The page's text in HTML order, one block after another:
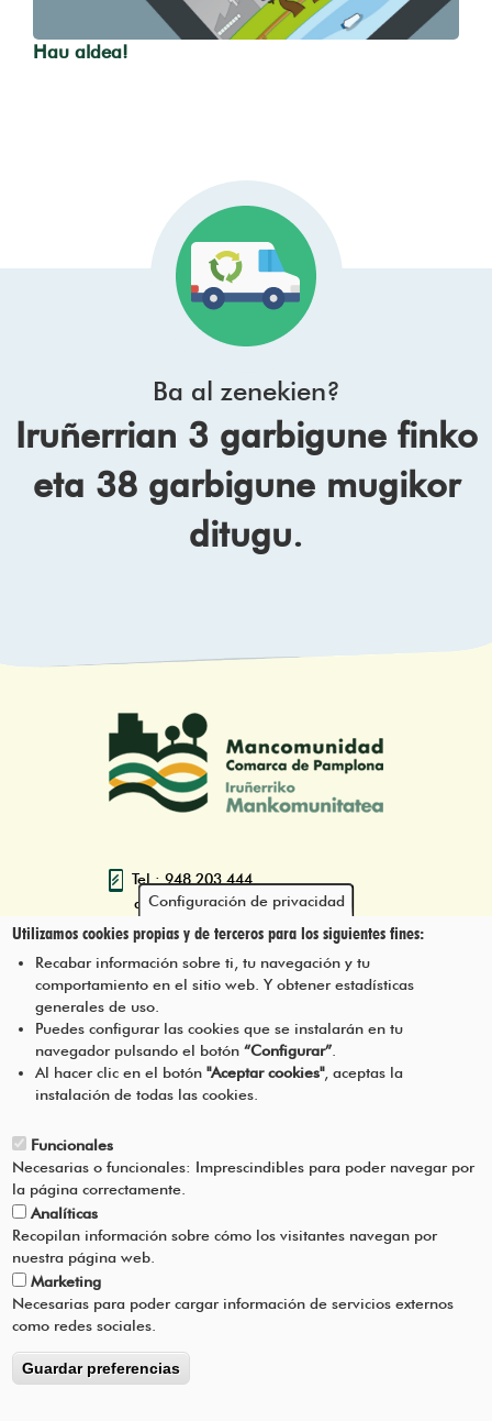
Hau aldea!
Ba al zenekien?
Iruñerrian 3 garbigune finko
eta 38 garbigune mugikor
ditugu.
Tel.: 948 203 444
atencion@mancoeduca.com
Iruñerriko Mankomunitatearen
Ingurumen Heziketarako Eskola
Pie
Menú
JARRI HARREMANETAN GUREKIN
ZERBITZUAREN BALDINTZAK
PRIBATUTASUN-POLITIKA
Configuración de privacidad
Utilizamos cookies propias y de terceros para los siguientes fines:
Recabar información sobre ti, tu navegación y tu
comportamiento en el sitio web. Y obtener estadísticas
generales de uso.
Puedes configurar las cookies que se instalarán en tu
navegador pulsando el botón“Configurar”
Al hacer clic en el botón"Aceptar cookies", aceptas la
instalación de todas las cookies.
Funcionales
Necesarias o funcionales: Imprescindibles para poder navegar por
la página correctamente.
Analíticas
Recopilan información sobre cómo los visitantes navegan por
nuestra página web.
Marketing
Necesarias para poder cargar información de servicios externos
como redes sociales.
Guardar preferencias